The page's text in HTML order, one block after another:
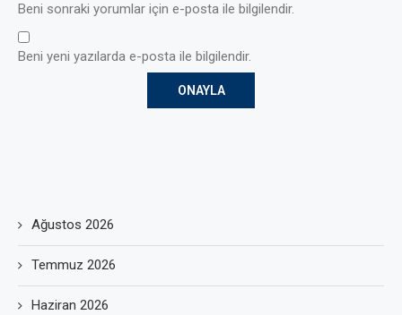
Beni sonraki yorumlar için e-posta ile bilgilendir.
Beni yeni yazılarda e-posta ile bilgilendir.
Ağustos 2026
Temmuz 2026
Haziran 2026